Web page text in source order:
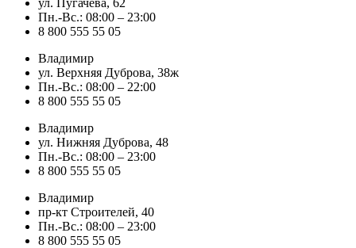
Пн.-Вс.: 08:00 – 23:00
8 800 555 55 05
Владимир
ул. Верхняя Дуброва, 38ж
Пн.-Вс.: 08:00 – 22:00
8 800 555 55 05
Владимир
ул. Нижняя Дуброва, 48
Пн.-Вс.: 08:00 – 23:00
8 800 555 55 05
Владимир
пр-кт Строителей, 40
Пн.-Вс.: 08:00 – 23:00
8 800 555 55 05